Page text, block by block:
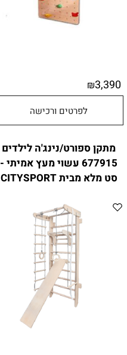
₪3,390
לפרטים ורכישה
מתקן ספורט/נינג'ה לילדים
677915 עשוי מעץ אמיתי -
סט מלא מבית CITYSPORT